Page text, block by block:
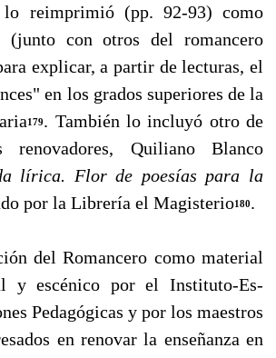
lo reimprimió (pp. 92-93) como
(junto con otros del romancero
explicar, a partir de lecturas, el
en los grados superiores de la
179. También lo incluyó otro de
renovadores, Quiliano Blan­co
lírica. Flor de poesías para la
por la Librería el Magisterio180.
del Romancero como material
y escénico por el Instituto-Es­
Pedagógicas y por los maestros
en renovar la ense­ñanza en